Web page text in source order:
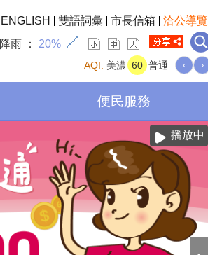
ENGLISH 雙語詞彙 市長信箱
洽公導覽
降雨 20%
AQI: 美濃 60 普通 ‹ ›
便民服務
播放中